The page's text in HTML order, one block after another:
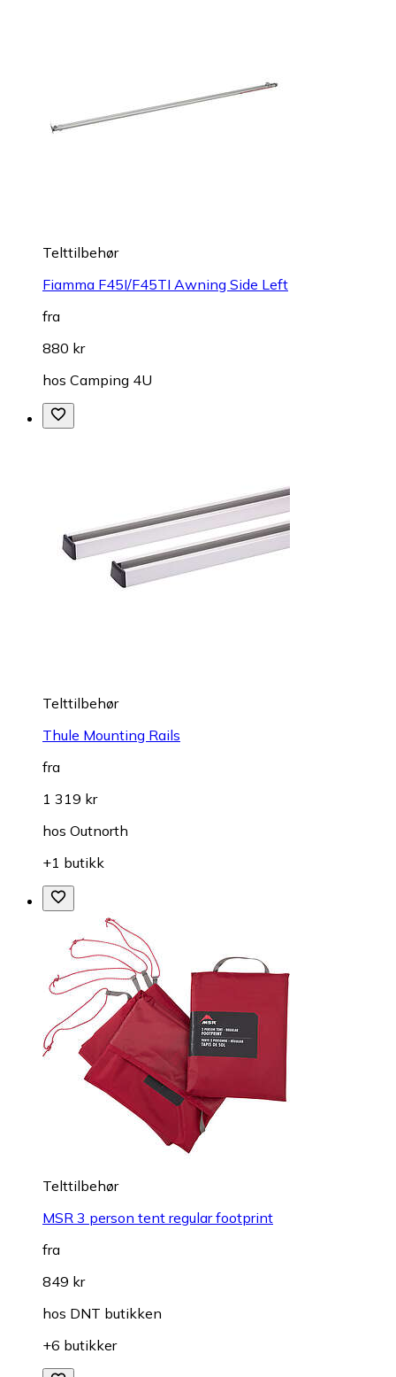
Telttilbehør
Fiamma F45I/F45TI Awning Side Left
fra
880 kr
hos Camping 4U
Telttilbehør
Thule Mounting Rails
fra
1 319 kr
hos Outnorth
+1 butikk
Telttilbehør
MSR 3 person tent regular footprint
fra
849 kr
hos DNT butikken
+6 butikker